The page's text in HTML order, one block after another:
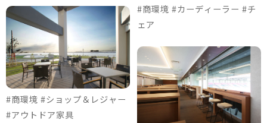
#商環境 #ショップ＆レジャー
#アウトドア家具
#商環境 #カーディーラー #チ
ェア